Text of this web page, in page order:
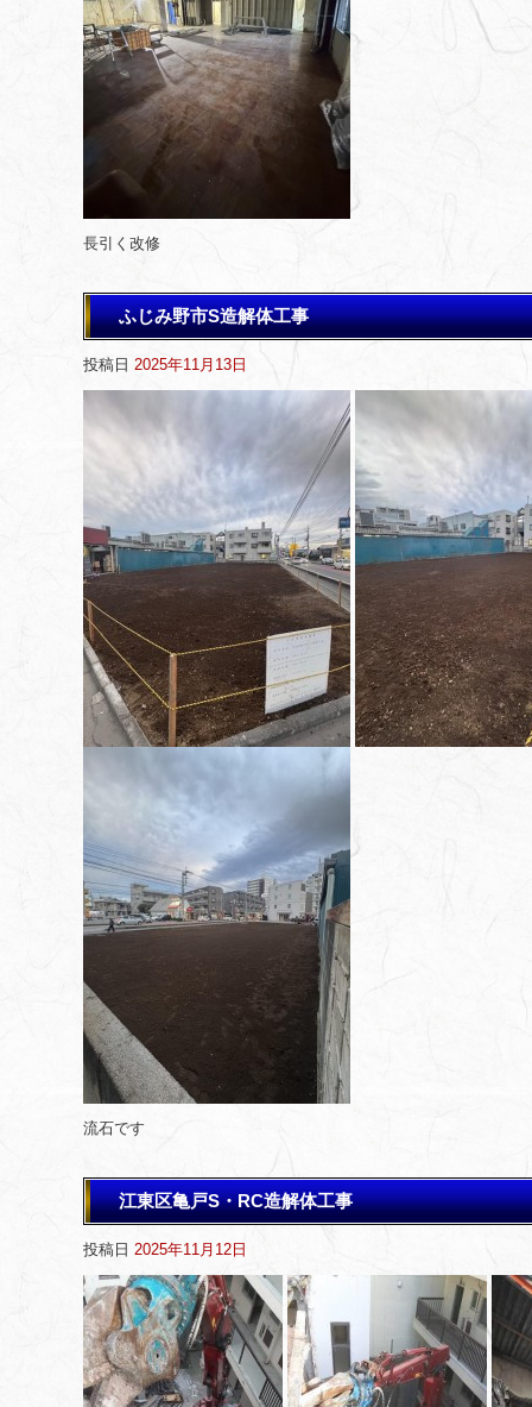
長引く改修
ふじみ野市S造解体工事
投稿日 2025年11月13日
流石です
江東区亀戸S・RC造解体工事
投稿日 2025年11月12日